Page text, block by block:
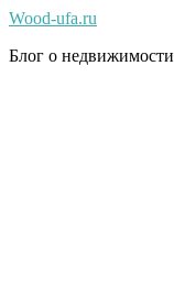
Wood-ufa.ru
Блог о недвижимости